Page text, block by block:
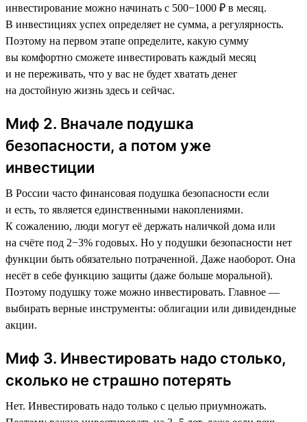
инвестирование можно начинать с 500−1000 ₽ в месяц.
В инвестициях успех определяет не сумма, а регулярность.
Поэтому на первом этапе определите, какую сумму
вы комфортно сможете инвестировать каждый месяц
и не переживать, что у вас не будет хватать денег
на достойную жизнь здесь и сейчас.
Миф 2. Вначале подушка
безопасности, а потом уже
инвестиции
В России часто финансовая подушка безопасности если
и есть, то является единственными накоплениями.
К сожалению, люди могут её держать наличкой дома или
на счёте под 2−3% годовых. Но у подушки безопасности нет
функции быть обязательно потраченной. Даже наоборот. Она
несёт в себе функцию защиты (даже больше моральной).
Поэтому подушку тоже можно инвестировать. Главное —
выбирать верные инструменты: облигации или дивидендные
акции.
Миф 3. Инвестировать надо столько,
сколько не страшно потерять
Нет. Инвестировать надо только с целью приумножать.